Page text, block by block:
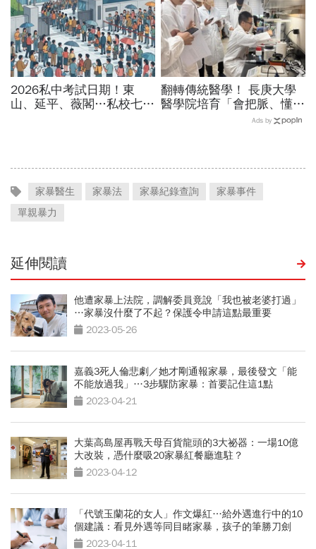
2026私中考試日期！東
山、延平、薇閣…私校七雄
翻轉傳統醫學！ 長庚大學
醫學院培育「會把脈、懂
AI」的中西醫雙修醫師
Ads by
家暴醫生 家暴法 家暴紀錄查詢
家暴事件
單親暴力
延伸閱讀
他遭家暴上法院，調解委員竟說「我也被老婆打過」
…家暴沒什麼了不起？保護令申請這點最重要
2023-05-26
嘉義3死人倫悲劇／她才剛通報家暴，最後發文「能
不能放過我」…3步驟防家暴：首要記住這1點
2023-04-21
大葉高島屋再戰天母百貨龍頭的3大祕器：一場10億
大改裝，憑什麼吸20家暴紅餐廳進駐？
2023-04-12
「代號玉蘭花的女人」作文爆紅…給外遇進行中的10
個建議：看見外遇等同目睹家暴，孩子的筆勝刀劍
2023-04-11